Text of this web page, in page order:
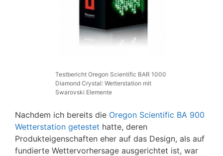
Testbericht Oregon Scientific BAR 1000
Diamond Crystal: Wetterstation mit
Swarovski Elemente
Nachdem ich bereits die Oregon Scientific BA 900
Wetterstation getestet hatte, deren
Produkteigenschaften eher auf das Design, als auf
fundierte Wettervorhersage ausgerichtet ist, war